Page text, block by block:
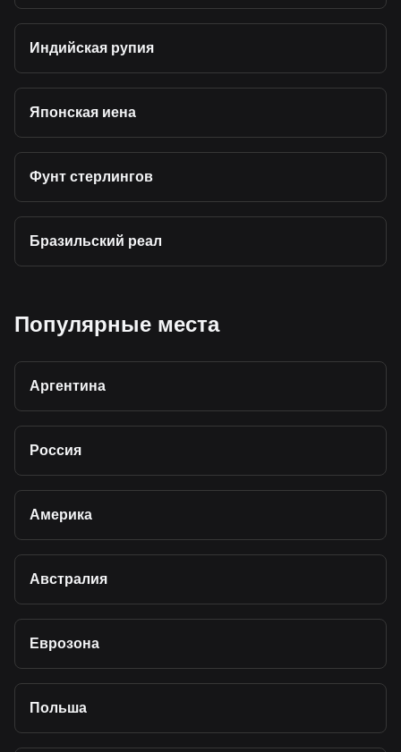
Индийская рупия
Японская иена
Фунт стерлингов
Бразильский реал
Популярные места
Аргентина
Россия
Америка
Австралия
Еврозона
Польша